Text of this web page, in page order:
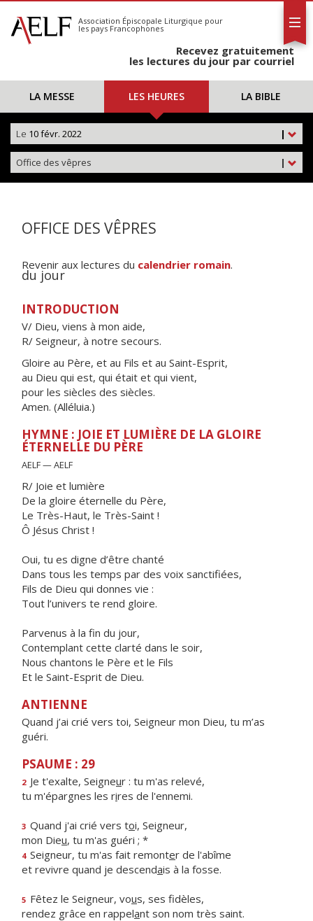
S'abonner
Calendrier
Association Épiscopale Liturgique pour
les pays Francophones
Recevez gratuitement
les lectures du jour par courriel
LA MESSE LES HEURES LA BIBLE
|
Le 10 févr. 2022
|
Office des vêpres
OFFICE DES VÊPRES
Revenir aux lectures du calendrier romain.
du jour
INTRODUCTION
V/ Dieu, viens à mon aide,
R/ Seigneur, à notre secours.
Gloire au Père, et au Fils et au Saint-Esprit,
au Dieu qui est, qui était et qui vient,
pour les siècles des siècles.
Amen. (Alléluia.)
HYMNE : JOIE ET LUMIÈRE DE LA GLOIRE
ÉTERNELLE DU PÈRE
AELF — AELF
R/ Joie et lumière
De la gloire éternelle du Père,
Le Très-Haut, le Très-Saint !
Ô Jésus Christ !
Oui, tu es digne d’être chanté
Dans tous les temps par des voix sanctifiées,
Fils de Dieu qui donnes vie :
Tout l’univers te rend gloire.
Parvenus à la fin du jour,
Contemplant cette clarté dans le soir,
Nous chantons le Père et le Fils
Et le Saint-Esprit de Dieu.
ANTIENNE
Quand j’ai crié vers toi, Seigneur mon Dieu, tu m’as
guéri.
PSAUME : 29
2 Je t'exalte, Seigneur : tu m'as relevé,
tu m'épargnes les rires de l'ennemi.
3 Quand j'ai crié vers toi, Seigneur,
mon Dieu, tu m'as guéri ; *
4 Seigneur, tu m'as fait remonter de l'abîme
et revivre quand je descendais à la fosse.
5 Fêtez le Seigneur, vous, ses fidèles,
rendez grâce en rappelant son nom très saint.